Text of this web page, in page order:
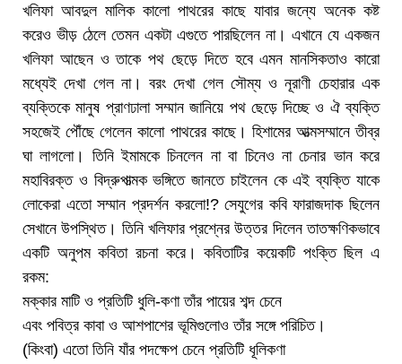
খলিফা আবদুল মালিক কালো পাথরের কাছে যাবার জন্যে অনেক কষ্ট
করেও ভীড় ঠেলে তেমন একটা এগুতে পারছিলেন না। এখানে যে একজন
খলিফা আছেন ও তাকে পথ ছেড়ে দিতে হবে এমন মানসিকতাও কারো
মধ্যেই দেখা গেল না। বরং দেখা গেল সৌম্য ও নূরাণী চেহারার এক
ব্যক্তিকে মানুষ প্রাণঢালা সম্মান জানিয়ে পথ ছেড়ে দিচ্ছে ও ঐ ব্যক্তি
সহজেই পৌঁছে গেলেন কালো পাথরের কাছে। হিশামের আত্মসম্মানে তীব্র
ঘা লাগলো। তিনি ইমামকে চিনলেন না বা চিনেও না চেনার ভান করে
মহাবিরক্ত ও বিদ্রুপাত্মক ভঙ্গিতে জানতে চাইলেন কে এই ব্যক্তি যাকে
লোকেরা এতো সম্মান প্রদর্শন করলো!? সেযুগের কবি ফারাজদাক ছিলেন
সেখানে উপস্থিত। তিনি খলিফার প্রশ্নের উত্তর দিলেন তাতক্ষণিকভাবে
একটি অনুপম কবিতা রচনা করে। কবিতাটির কয়েকটি পংক্তি ছিল এ
রকম:
মক্কার মাটি ও প্রতিটি ধুলি-কণা তাঁর পায়ের শব্দ চেনে
এবং পবিত্র কাবা ও আশপাশের ভূমিগুলোও তাঁর সঙ্গে পরিচিত।
(কিংবা) এতো তিনি যাঁর পদক্ষেপ চেনে প্রতিটি ধূলিকণা